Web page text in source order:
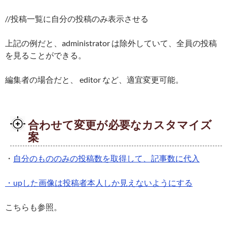
//投稿一覧に自分の投稿のみ表示させる
上記の例だと、administrator は除外していて、全員の投稿
を見ることができる。
編集者の場合だと、 editor など、適宜変更可能。
合わせて変更が必要なカスタマイズ
案
・ 自分のもののみの投稿数を取得して、記事数に代入
・upした画像は投稿者本人しか見えないようにする
こちらも参照。